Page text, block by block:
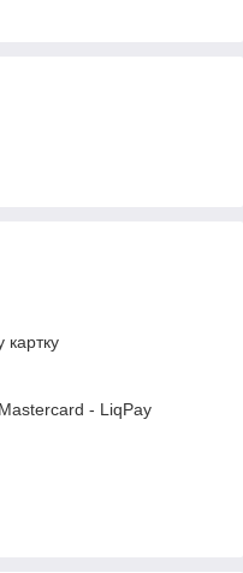
картку
- LiqPay